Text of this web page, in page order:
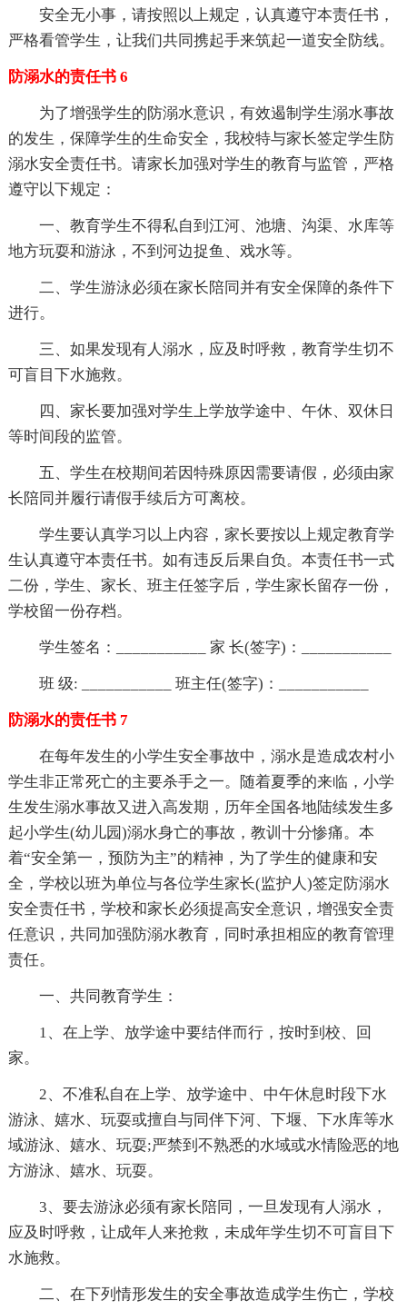
安全无小事，请按照以上规定，认真遵守本责任书，
严格看管学生，让我们共同携起手来筑起一道安全防线。
防溺水的责任书 6
为了增强学生的防溺水意识，有效遏制学生溺水事故
的发生，保障学生的生命安全，我校特与家长签定学生防
溺水安全责任书。请家长加强对学生的教育与监管，严格
遵守以下规定：
一、教育学生不得私自到江河、池塘、沟渠、水库等
地方玩耍和游泳，不到河边捉鱼、戏水等。
二、学生游泳必须在家长陪同并有安全保障的条件下
进行。
三、如果发现有人溺水，应及时呼救，教育学生切不
可盲目下水施救。
四、家长要加强对学生上学放学途中、午休、双休日
等时间段的监管。
五、学生在校期间若因特殊原因需要请假，必须由家
长陪同并履行请假手续后方可离校。
学生要认真学习以上内容，家长要按以上规定教育学
生认真遵守本责任书。如有违反后果自负。本责任书一式
二份，学生、家长、班主任签字后，学生家长留存一份，
学校留一份存档。
学生签名：___________ 家 长(签字)：___________
班 级: ___________ 班主任(签字)：___________
防溺水的责任书 7
在每年发生的小学生安全事故中，溺水是造成农村小
学生非正常死亡的主要杀手之一。随着夏季的来临，小学
生发生溺水事故又进入高发期，历年全国各地陆续发生多
起小学生(幼儿园)溺水身亡的事故，教训十分惨痛。本
着“安全第一，预防为主”的精神，为了学生的健康和安
全，学校以班为单位与各位学生家长(监护人)签定防溺水
安全责任书，学校和家长必须提高安全意识，增强安全责
任意识，共同加强防溺水教育，同时承担相应的教育管理
责任。
一、共同教育学生：
1、在上学、放学途中要结伴而行，按时到校、回
家。
2、不准私自在上学、放学途中、中午休息时段下水
游泳、嬉水、玩耍或擅自与同伴下河、下堰、下水库等水
域游泳、嬉水、玩耍;严禁到不熟悉的水域或水情险恶的地
方游泳、嬉水、玩耍。
3、要去游泳必须有家长陪同，一旦发现有人溺水，
应及时呼救，让成年人来抢救，未成年学生切不可盲目下
水施救。
二、在下列情形发生的安全事故造成学生伤亡，学校